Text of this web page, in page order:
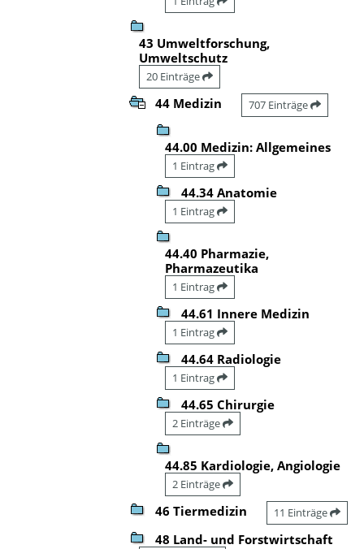
43 Umweltforschung,
Umweltschutz
20 Einträge
44 Medizin 707 Einträge
44.00 Medizin: Allgemeines
1 Eintrag
44.34 Anatomie
1 Eintrag
44.40 Pharmazie,
Pharmazeutika
1 Eintrag
44.61 Innere Medizin
1 Eintrag
44.64 Radiologie
1 Eintrag
44.65 Chirurgie
2 Einträge
44.85 Kardiologie, Angiologie
2 Einträge
46 Tiermedizin 11 Einträge
48 Land- und Forstwirtschaft